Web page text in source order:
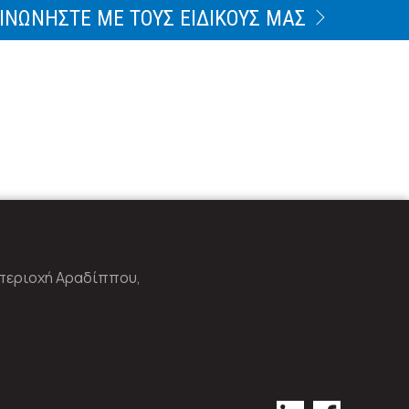
ΜΕ ΤΟΥΣ ΕΙΔΙΚΟΥΣ ΜΑΣ
Αραδίππου,